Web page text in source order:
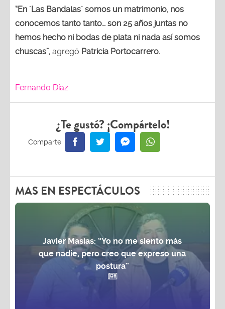
“En ´Las Bandalas´ somos un matrimonio, nos
conocemos tanto tanto… son 25 años juntas no
hemos hecho ni bodas de plata ni nada así somos
chuscas”, agregó Patricia Portocarrero.
Fernando Díaz
¿Te gustó? ¡Compártelo!
MAS EN ESPECTÁCULOS
Javier Masías: “Yo no me siento más
que nadie, pero creo que expreso una
postura”